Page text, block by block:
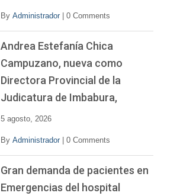
By Administrador 0 Comments
Andrea Estefanía Chica
Campuzano, nueva como
Directora Provincial de la
Judicatura de Imbabura,
5 agosto, 2026
By Administrador 0 Comments
Gran demanda de pacientes en
Emergencias del hospital